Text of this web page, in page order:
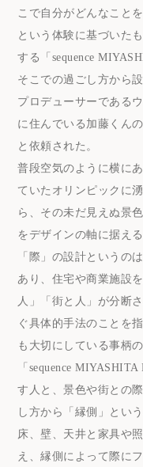
こで自分がどんなこと
という体験に基づいた
する「sequence
そこでの過ごし方から
プロデューサーである
に住んでいる加藤くん
と依頼された。
普段空気のように横に
ていたオリンピックに
ら、その未だ見えぬ景
をデザインの軸に据え
「際」の設計というの
あり、住宅や商業施設
人」「街と人」が分断
ぐ具体的手法のことを
も大切にしている事柄
「sequence
す人と、景色や街との
し方から「縁側」とい
床、壁、天井と家具や
え、縁側によって際に